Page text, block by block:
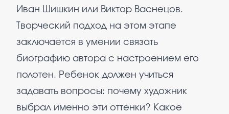
Иван Шишкин или Виктор Васнецов.
Творческий подход на этом этапе
заключается в умении связать
биографию автора с настроением его
полотен. Ребенок должен учиться
задавать вопросы: почему художник
выбрал именно эти оттенки? Какое